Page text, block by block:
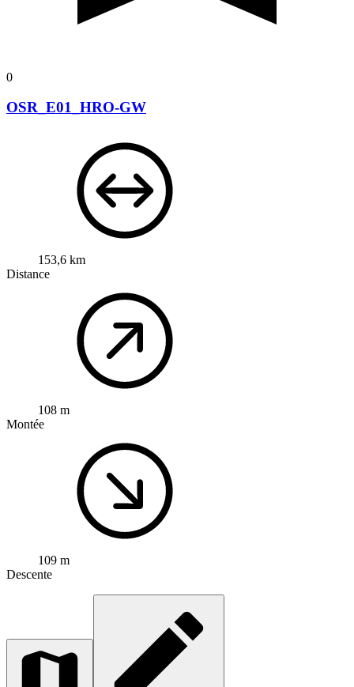
0
OSR_E01_HRO-GW
153,6 km
Distance
108 m
Montée
109 m
Descente